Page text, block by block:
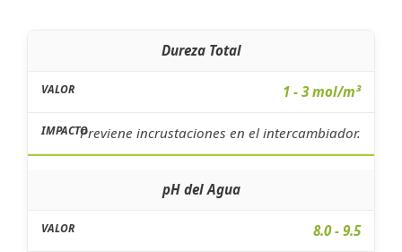
Dureza Total
1 - 3 mol/m³
Previene incrustaciones en el intercambiador.
pH del Agua
8.0 - 9.5